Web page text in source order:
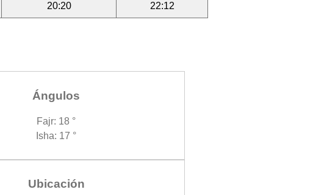
20:20 22:12
Ángulos
Fajr: 18 °
Isha: 17 °
Ubicación